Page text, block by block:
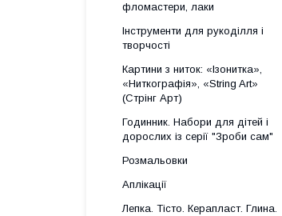
фломастери, лаки
Інструменти для рукоділля і
творчості
Картини з ниток: «Ізонитка»,
«Ниткографія», «String Art»
(Стрінг Арт)
Годинник. Набори для дітей і
дорослих із серії "Зроби сам"
Розмальовки
Аплікації
Лепка. Тісто. Керапласт. Глина.